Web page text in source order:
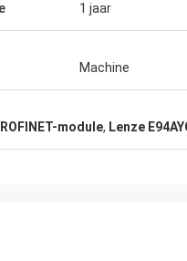
1 jaar
Machine
module, Lenze